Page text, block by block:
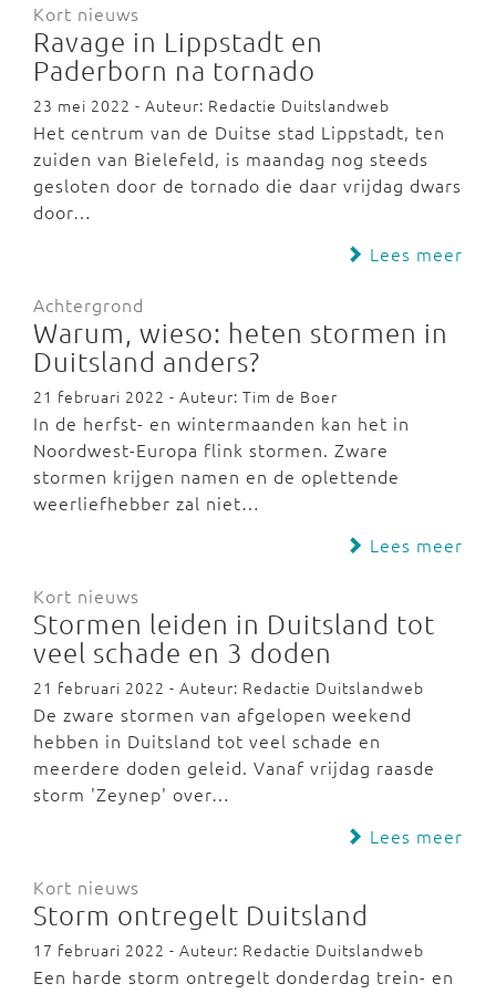
Kort nieuws
Ravage in Lippstadt en
Paderborn na tornado
23 mei 2022 - Auteur: Redactie Duitslandweb
Het centrum van de Duitse stad Lippstadt, ten
zuiden van Bielefeld, is maandag nog steeds
gesloten door de tornado die daar vrijdag dwars
door…
Lees meer
Achtergrond
Warum, wieso: heten stormen in
Duitsland anders?
21 februari 2022 - Auteur: Tim de Boer
In de herfst- en wintermaanden kan het in
Noordwest-Europa flink stormen. Zware
stormen krijgen namen en de oplettende
weerliefhebber zal niet…
Lees meer
Kort nieuws
Stormen leiden in Duitsland tot
veel schade en 3 doden
21 februari 2022 - Auteur: Redactie Duitslandweb
De zware stormen van afgelopen weekend
hebben in Duitsland tot veel schade en
meerdere doden geleid. Vanaf vrijdag raasde
storm 'Zeynep' over…
Lees meer
Kort nieuws
Storm ontregelt Duitsland
17 februari 2022 - Auteur: Redactie Duitslandweb
Een harde storm ontregelt donderdag trein- en